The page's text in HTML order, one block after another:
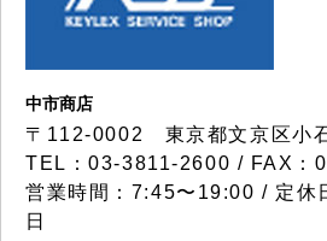
中市商店
〒112-0002 東京都文京区小
TEL：03-3811-2600 / FAX：
営業時間：7:45〜19:00 / 定休
日